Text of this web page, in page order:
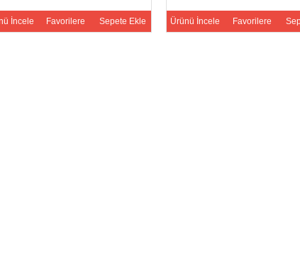
Favorilere Sepete Ekle
İncele Favorilere
Ürünü İncele